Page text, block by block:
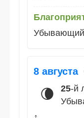
Убывающий
8 августа
🌘 25-й